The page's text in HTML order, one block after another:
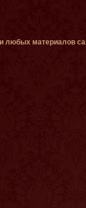
любых материалов